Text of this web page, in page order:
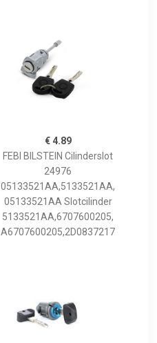
€ 4.89
FEBI BILSTEIN Cilinderslot
24976
05133521AA,5133521AA,
05133521AA Slotcilinder
5133521AA,6707600205,
A6707600205,2D0837217